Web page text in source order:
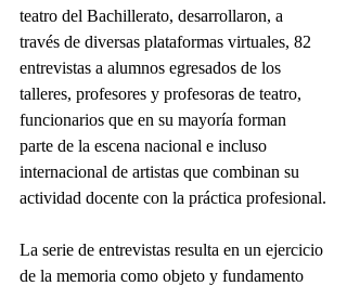
teatro del Bachillerato, desarrollaron, a
través de diversas plataformas virtuales, 82
entrevistas a alumnos egresados de los
talleres, profesores y profesoras de teatro,
funcionarios que en su mayoría forman
parte de la escena nacional e incluso
internacional de artistas que combinan su
actividad docente con la práctica profesional.
La serie de entrevistas resulta en un ejercicio
de la memoria como objeto y fundamento